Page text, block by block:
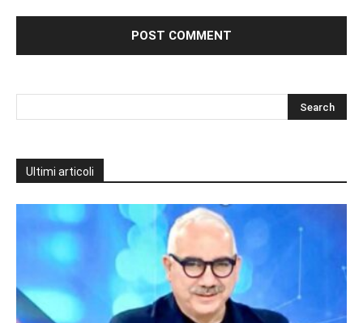
Ultimi articoli